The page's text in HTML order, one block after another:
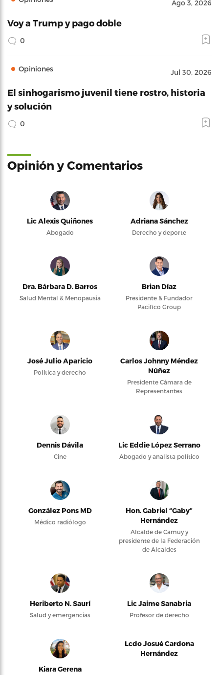
Ago 3, 2026
Voy a Trump y pago doble
0
Opiniones Jul 30, 2026
El sinhogarismo juvenil tiene rostro, historia
y solución
0
Opinión y Comentarios
Lic Alexis Quiñones
Abogado
Adriana Sánchez
Derecho y deporte
Dra. Bárbara D. Barros
Salud Mental & Menopausia
Brian Díaz
Presidente & Fundador
Pacifico Group
José Julio Aparicio
Política y derecho
Carlos Johnny Méndez
Núñez
Presidente Cámara de
Representantes
Dennis Dávila
Cine
Lic Eddie López Serrano
Abogado y analista político
González Pons MD
Médico radiólogo
Hon. Gabriel “Gaby”
Hernández
Alcalde de Camuy y
presidente de la Federación
de Alcaldes
Heriberto N. Saurí
Salud y emergencias
Lic Jaime Sanabria
Profesor de derecho
Kiara Gerena
Lcdo Josué Cardona
Hernández